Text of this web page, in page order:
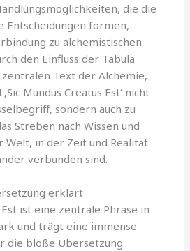
die die
Entscheidungen formen,
zu alchemistischen
den Einfluss der Tabula
Text der Alchemie,
Mundus Creatus Est‘ nicht
sondern auch zu
Streben nach Wissen und
Welt, in der Zeit und Realität
verbunden sind.
erklärt
Est ist eine zentrale Phrase in
und trägt eine immense
die bloße Übersetzung